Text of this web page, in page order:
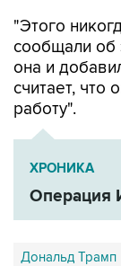
"Этого
сообщали об
она и
считает, что
работу".
ХРОНИКА
Операция
Дональд Трамп